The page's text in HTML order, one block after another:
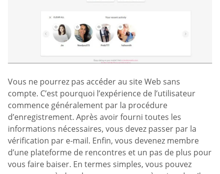
Vous ne pourrez pas accéder au site Web sans
compte. C’est pourquoi l’expérience de l’utilisateur
commence généralement par la procédure
d’enregistrement. Après avoir fourni toutes les
informations nécessaires, vous devez passer par la
vérification par e-mail. Enfin, vous devenez membre
d’une plateforme de rencontres et un pas de plus pour
vous faire baiser. En termes simples, vous pouvez